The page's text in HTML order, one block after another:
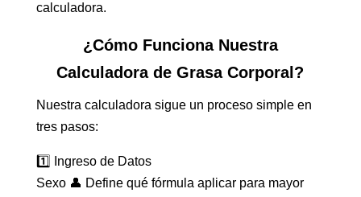
calculadora.
¿Cómo Funciona Nuestra
Calculadora de Grasa Corporal?
Nuestra calculadora sigue un proceso simple en
tres pasos:
1️⃣ Ingreso de Datos
Sexo 👤 Define qué fórmula aplicar para mayor